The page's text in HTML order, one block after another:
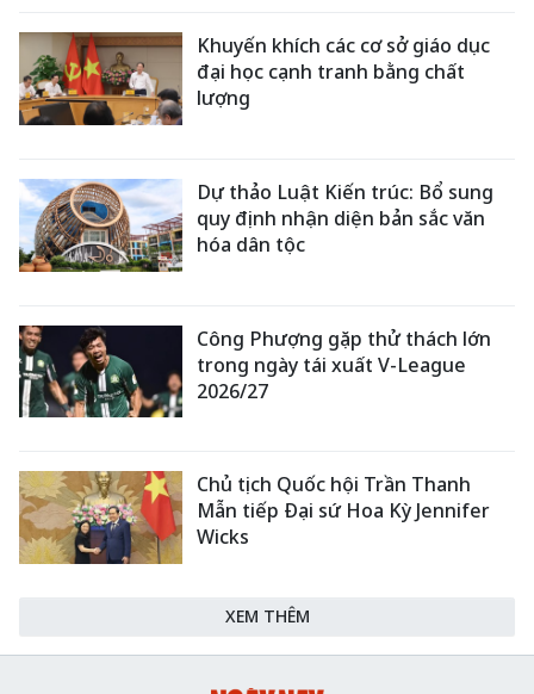
Khuyến khích các cơ sở giáo dục
đại học cạnh tranh bằng chất
lượng
Dự thảo Luật Kiến trúc: Bổ sung
quy định nhận diện bản sắc văn
hóa dân tộc
Công Phượng gặp thử thách lớn
trong ngày tái xuất V-League
2026/27
Chủ tịch Quốc hội Trần Thanh
Mẫn tiếp Đại sứ Hoa Kỳ Jennifer
Wicks
XEM THÊM